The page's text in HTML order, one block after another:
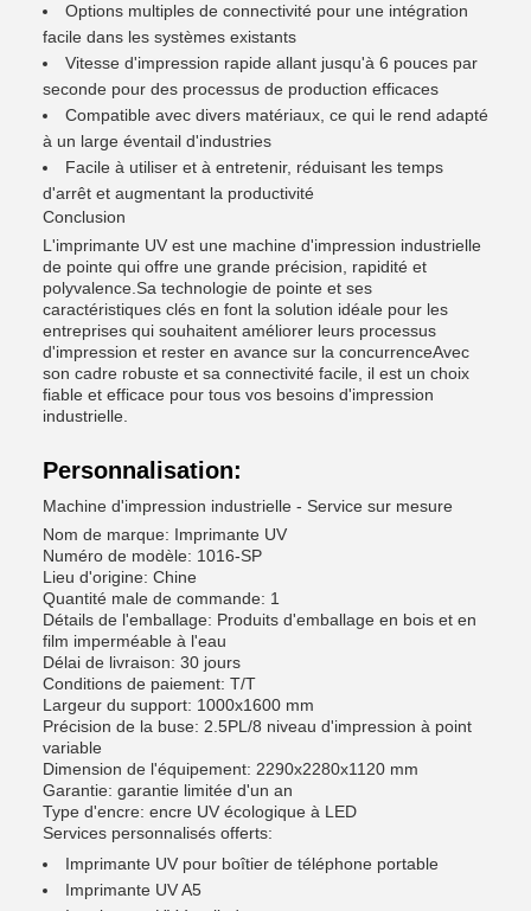
Options multiples de connectivité pour une intégration
facile dans les systèmes existants
Vitesse d'impression rapide allant jusqu'à 6 pouces par
seconde pour des processus de production efficaces
Compatible avec divers matériaux, ce qui le rend adapté
à un large éventail d'industries
Facile à utiliser et à entretenir, réduisant les temps
d'arrêt et augmentant la productivité
Conclusion
L'imprimante UV est une machine d'impression industrielle
de pointe qui offre une grande précision, rapidité et
polyvalence.Sa technologie de pointe et ses
caractéristiques clés en font la solution idéale pour les
entreprises qui souhaitent améliorer leurs processus
d'impression et rester en avance sur la concurrenceAvec
son cadre robuste et sa connectivité facile, il est un choix
fiable et efficace pour tous vos besoins d'impression
industrielle.
Personnalisation:
Machine d'impression industrielle - Service sur mesure
Nom de marque: Imprimante UV
Numéro de modèle: 1016-SP
Lieu d'origine: Chine
Quantité male de commande: 1
Détails de l'emballage: Produits d'emballage en bois et en
film imperméable à l'eau
Délai de livraison: 30 jours
Conditions de paiement: T/T
Largeur du support: 1000x1600 mm
Précision de la buse: 2.5PL/8 niveau d'impression à point
variable
Dimension de l'équipement: 2290x2280x1120 mm
Garantie: garantie limitée d'un an
Type d'encre: encre UV écologique à LED
Services personnalisés offerts:
Imprimante UV pour boîtier de téléphone portable
Imprimante UV A5